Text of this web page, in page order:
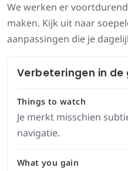
We werken er
maken. Kijk uit naar
aanpassingen die je
Verbeteringen in
Things to watch
Je merkt misschien
navigatie.
What you gain